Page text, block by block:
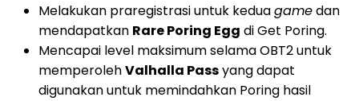
Melakukan praregistrasi untuk keduagamedan
mendapatkan Rare Poring Egg di Get Poring.
Mencapai level maksimum selama OBT2 untuk
memperolehValhalla Passyang dapat
digunakan untuk memindahkan Poring hasil